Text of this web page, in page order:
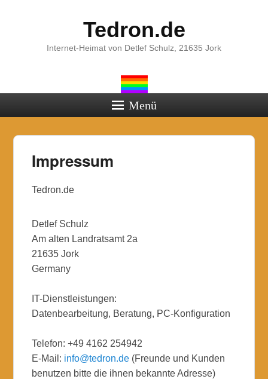
Tedron.de
Internet-Heimat von Detlef Schulz, 21635 Jork
Menü
Impressum
Tedron.de
Detlef Schulz
Am alten Landratsamt 2a
21635 Jork
Germany
IT-Dienstleistungen:
Datenbearbeitung, Beratung, PC-Konfiguration
Telefon: +49 4162 254942
E-Mail: info@tedron.de (Freunde und Kunden
benutzen bitte die ihnen bekannte Adresse)